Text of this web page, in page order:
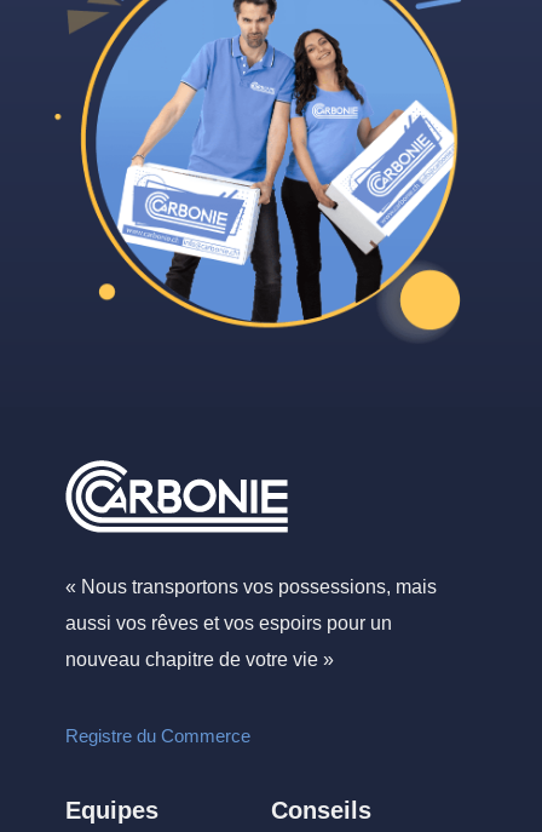
« Nous transportons vos possessions, mais
aussi vos rêves et vos espoirs pour un
nouveau chapitre de votre vie »
Registre du Commerce
Equipes Conseils